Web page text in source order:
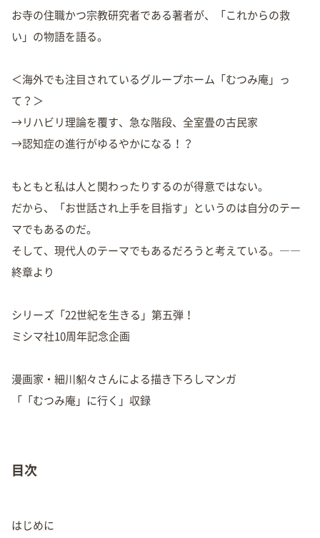
お寺の住職かつ宗教研究者である著者が、「これからの救
い」の物語を語る。
＜海外でも注目されているグループホーム「むつみ庵」っ
て？＞
→リハビリ理論を覆す、急な階段、全室畳の古民家
→認知症の進行がゆるやかになる！？
もともと私は人と関わったりするのが得意ではない。
だから、「お世話され上手を目指す」というのは自分のテー
マでもあるのだ。
そして、現代人のテーマでもあるだろうと考えている。――
終章より
シリーズ「22世紀を生きる」第五弾！
ミシマ社10周年記念企画
漫画家・細川貂々さんによる描き下ろしマンガ
「「むつみ庵」に行く」収録
目次
はじめに